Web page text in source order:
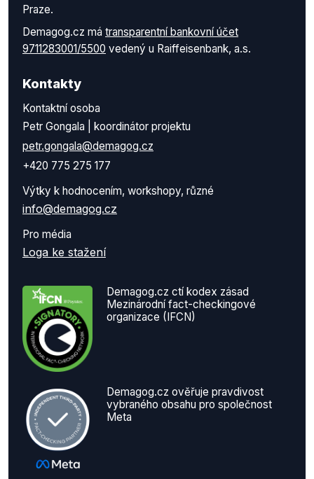
Praze.
Demagog.cz má transparentní bankovní účet
9711283001/5500 vedený u Raiffeisenbank, a.s.
Kontakty
Kontaktní osoba
Petr Gongala | koordinátor projektu
petr.gongala@demagog.cz
+420 775 275 177
Výtky k hodnocením, workshopy, různé
info@demagog.cz
Pro média
Loga ke stažení
Demagog.cz ctí kodex zásad
Mezinárodní fact-checkingové
organizace (IFCN)
Demagog.cz ověřuje pravdivost
vybraného obsahu pro společnost
Meta